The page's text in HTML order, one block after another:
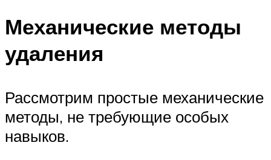
Механические методы
удаления
Рассмотрим простые механические
методы, не требующие особых
навыков.